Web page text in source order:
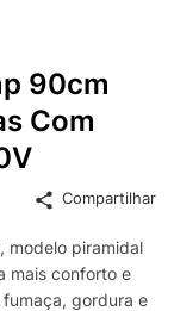
90cm
Com
Compartilhar
modelo piramidal
mais conforto e
gordura e